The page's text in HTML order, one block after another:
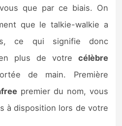
que par ce biais. On
que le talkie-walkie a
ce qui signifie donc
plus de votre célèbre
de main. Première
premier du nom, vous
à disposition lors de votre